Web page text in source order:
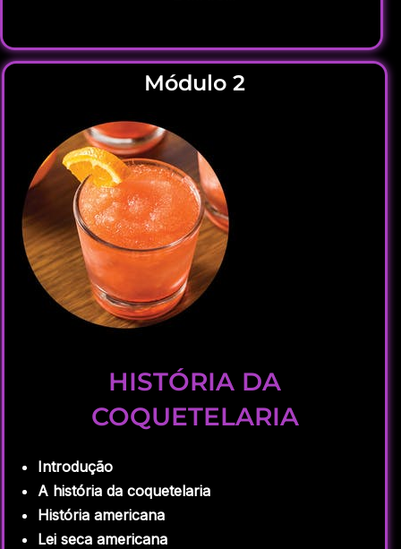
Módulo 2
HISTÓRIA DA
COQUETELARIA
Introdução
A história da coquetelaria
História americana
Lei seca americana